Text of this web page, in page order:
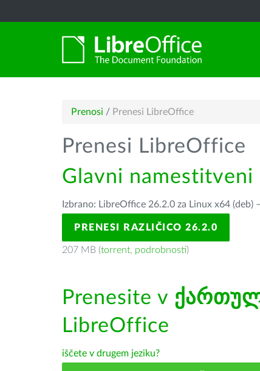
Prenosi / Prenesi LibreOffice
Prenesi LibreOffice
Glavni namestitveni
Izbrano: LibreOffice 26.2.0 za Linux x64 (deb) –
PRENESI RAZLIČICO 26.2.0
207 MB (torrent, podrobnosti)
Prenesite v
LibreOffice
iščete v drugem jeziku?